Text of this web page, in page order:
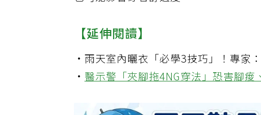
也可能影響穿著舒適度。
【延伸閱讀】
雨天室內曬衣「必學3技巧」！專家
·醫示警「夾腳拖4NG穿法」恐害腳痠